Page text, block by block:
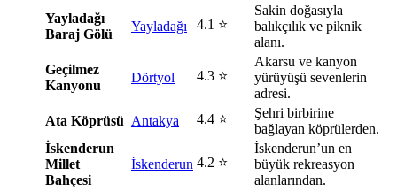
Yayladağı
Baraj Gölü
Yayladağı 4.1 ⭐
Sakin doğasıyla
balıkçılık ve piknik
alanı.
Geçilmez
Kanyonu
Dörtyol 4.3 ⭐
Akarsu ve kanyon
yürüyüşü sevenlerin
adresi.
Ata Köprüsü Antakya 4.4 ⭐
Şehri birbirine
bağlayan köprülerden.
İskenderun
Millet
Bahçesi
İskenderun 4.2 ⭐
İskenderun’un en
büyük rekreasyon
alanlarından.